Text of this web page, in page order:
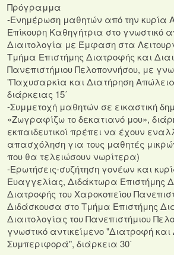
Πρόγραμμα
-Ενημέρωση μαθητών από την κυρία
Επίκουρη Καθηγήτρια στο γνωστικό
Διαιτολογία με Έμφαση στα
Τμήμα Επιστήμης Διατροφής και
Πανεπιστήμιου Πελοποννήσου, με
"Παχυσαρκία και Διατήρηση
διάρκειας 15΄
-Συμμετοχή μαθητών σε εικαστική
«Ζωγραφίζω το δεκατιανό μου»,
εκπαιδευτικοί πρέπει να έχουν
απασχόληση για τους μαθητές
που θα τελειώσουν νωρίτερα)
-Ερωτήσεις-συζήτηση γονέων και
Ευαγγελίας, Διδάκτωρα Επιστήμης
Διατροφής του Χαροκοπείου
Διδάσκουσα στο Τμήμα Επιστήμης
Διαιτολογίας του Πανεπιστήμιου
γνωστικό αντικείμενο "Διατροφή
Συμπεριφορά", διάρκεια 30΄